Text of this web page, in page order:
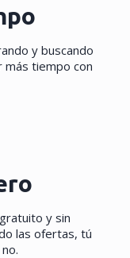
y buscando
tiempo con
y sin
las ofertas, tú